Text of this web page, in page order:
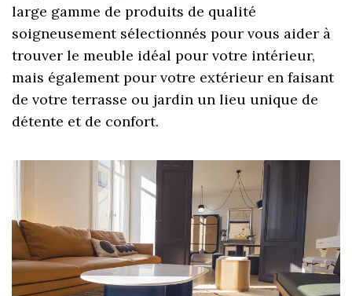
large gamme de produits de qualité
soigneusement sélectionnés pour vous aider à
trouver le meuble idéal pour votre intérieur,
mais également pour votre extérieur en faisant
de votre terrasse ou jardin un lieu unique de
détente et de confort.